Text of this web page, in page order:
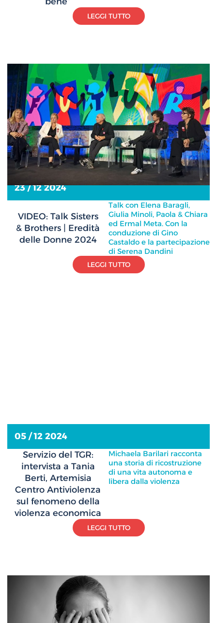
LEGGI TUTTO
VIDEO: Talk Sisters
& Brothers | Eredità
delle Donne 2024
Talk con Elena Baragli,
Giulia Minoli, Paola & Chiara
ed Ermal Meta. Con la
conduzione di Gino
Castaldo e la partecipazione
di Serena Dandini
23 / 12 2024
LEGGI TUTTO
Servizio del TGR:
intervista a Tania
Berti, Artemisia
Centro Antiviolenza
sul fenomeno della
violenza economica
Michaela Barilari racconta
una storia di ricostruzione
di una vita autonoma e
libera dalla violenza
05 / 12 2024
LEGGI TUTTO